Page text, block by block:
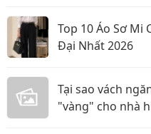
Top 10 Áo Sơ Mi
Đại Nhất 2026
Tại sao vách
"vàng" cho nhà